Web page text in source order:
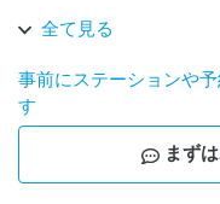
電力容量の関係でドラ
場所の穏やかな時間と
感じていただける方と
[ English] Located at
offers panoramic views
全て見る
事前にステーションや
す
まず